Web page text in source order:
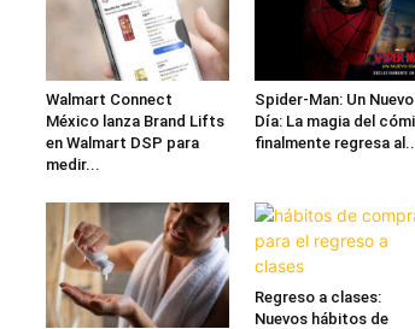
Walmart Connect
México lanza Brand Lifts
en Walmart DSP para
medir...
Spider-Man: Un Nuevo
Día: La magia del
finalmente regresa
Regreso a clases:
Nuevos hábitos de